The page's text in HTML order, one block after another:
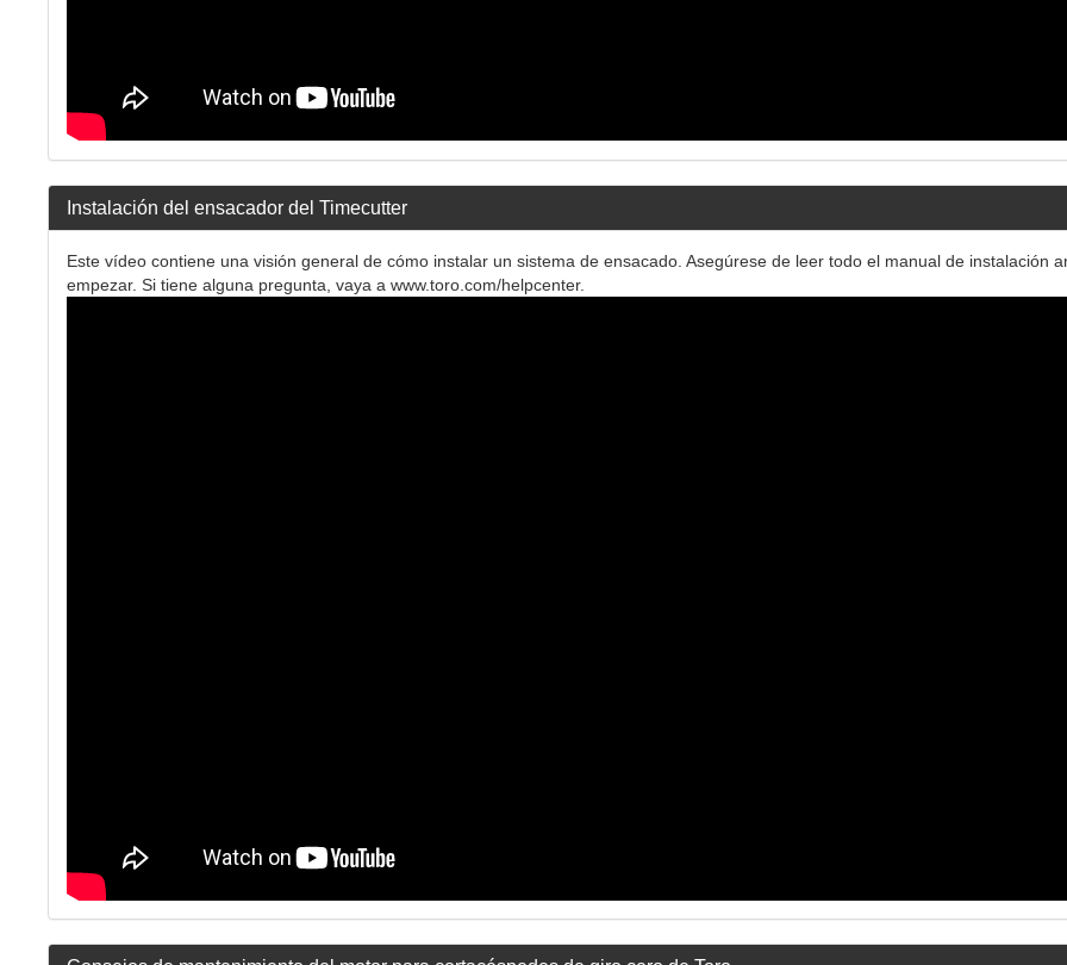
Instalación del ensacador del Timecutter
Este vídeo contiene una visión general de cómo instalar un sistema de ensacado. Asegúrese de leer todo el manual de instalación
empezar. Si tiene alguna pregunta, vaya a www.toro.com/helpcenter.